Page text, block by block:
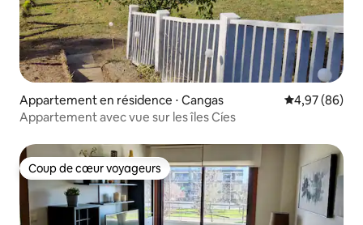
Appartement en résidence ⋅ Cangas Évaluation
4,97 (86)
Appartement avec vue sur les îles Cíes
Coup de cœur voyageurs
Coup de cœur voyageurs